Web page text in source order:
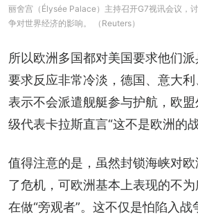
丽舍宫（Élysée Palace）主持召开G7视讯会议，
争对世界经济的影响。 （Reuters）
所以欧洲多国都对美国要求他们
要求反应非常冷淡，德国、意大
表示不会派遣舰艇参与护航，欧
级代表卡拉斯直言“这不是欧洲的战
值得注意的是，虽然封锁海峡对
了危机，可欧洲基本上表现的不
在做“旁观者”。这不仅是怕陷入